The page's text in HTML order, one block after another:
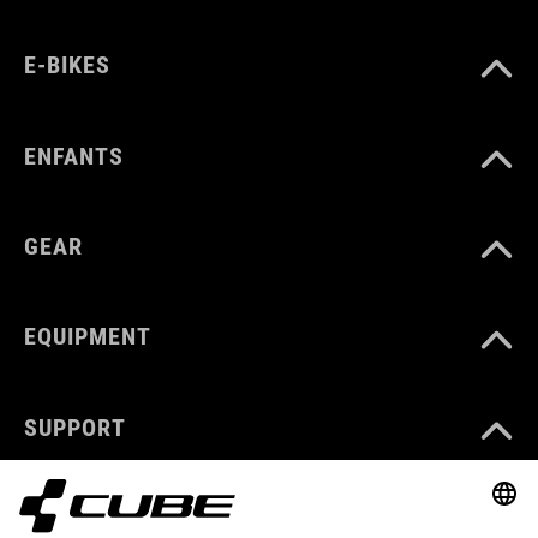
E-BIKES
ENFANTS
GEAR
EQUIPMENT
SUPPORT
ABOUT US